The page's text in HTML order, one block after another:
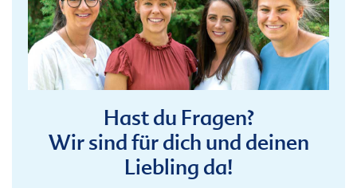
Hast du Fragen?
Wir sind für dich und deinen
Liebling da!